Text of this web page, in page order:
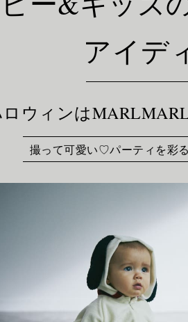
アイデ
ロウィンは
撮って可愛い♡パーティを彩